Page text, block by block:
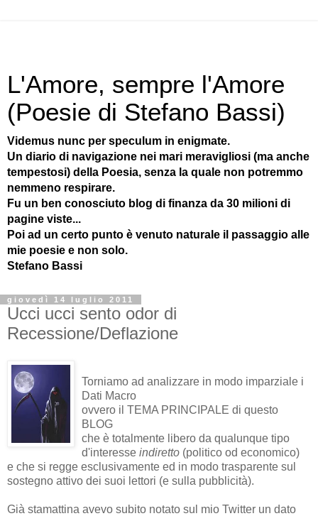
L'Amore, sempre l'Amore
(Poesie di Stefano Bassi)
Videmus nunc per speculum in enigmate.
Un diario di navigazione nei mari meravigliosi (ma anche
tempestosi) della Poesia, senza la quale non potremmo
nemmeno respirare.
Fu un ben conosciuto blog di finanza da 30 milioni di
pagine viste...
Poi ad un certo punto è venuto naturale il passaggio alle
mie poesie e non solo.
Stefano Bassi
giovedì 14 luglio 2011
Ucci ucci sento odor di
Recessione/Deflazione
Torniamo ad analizzare in modo imparziale i
Dati Macro
ovvero il TEMA PRINCIPALE di questo
BLOG
che è totalmente libero da qualunque tipo
d'interesse indiretto (politico od economico)
e che si regge esclusivamente ed in modo trasparente sul
sostegno attivo dei suoi lettori (e sulla pubblicità).
Già stamattina avevo subito notato sul mio Twitter un dato